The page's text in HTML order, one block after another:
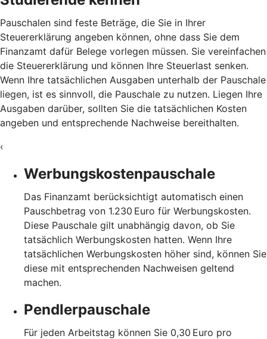
Pauschalen sind feste Beträge, die Sie in Ihrer
Steuererklärung angeben können, ohne dass Sie dem
Finanzamt dafür Belege vorlegen müssen. Sie vereinfachen
die Steuererklärung und können Ihre Steuerlast senken.
Wenn Ihre tatsächlichen Ausgaben unterhalb der Pauschale
liegen, ist es sinnvoll, die Pauschale zu nutzen. Liegen Ihre
Ausgaben darüber, sollten Sie die tatsächlichen Kosten
angeben und entsprechende Nachweise bereithalten.
‹
Werbungskostenpauschale
Das Finanzamt berücksichtigt automatisch einen
Pauschbetrag von 1.230 Euro für Werbungskosten.
Diese Pauschale gilt unabhängig davon, ob Sie
tatsächlich Werbungskosten hatten. Wenn Ihre
tatsächlichen Werbungskosten höher sind, können Sie
diese mit entsprechenden Nachweisen geltend
machen.
Pendlerpauschale
Für jeden Arbeitstag können Sie 0,30 Euro pro